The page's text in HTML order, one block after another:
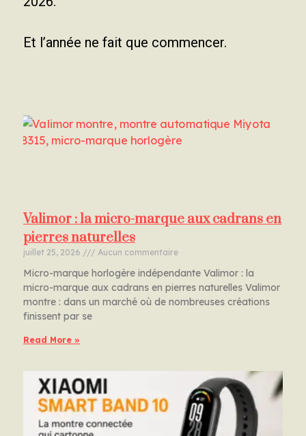
Et l’année ne fait que commencer.
Valimor : la micro-marque aux cadrans en
pierres naturelles
juillet 25, 2026 Aucun commentaire
Micro-marque horlogère indépendante Valimor : la
micro-marque aux cadrans en pierres naturelles Valimor
montre : dans un marché où de nombreuses créations
finissent par se
Read More »